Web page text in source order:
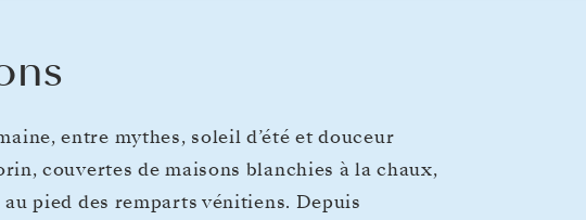
entre mythes, soleil d’été et douceur
couvertes de maisons blanchies à la chaux,
pied des remparts vénitiens. Depuis